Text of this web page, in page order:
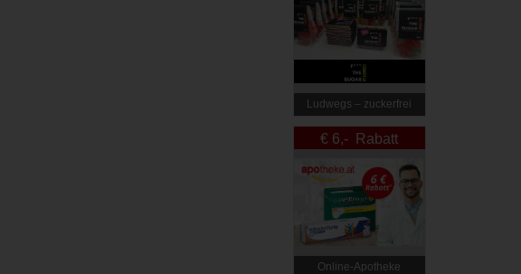
Ludwegs – zuckerfrei
leben
€ 6,- Rabatt
Online‑Apotheke